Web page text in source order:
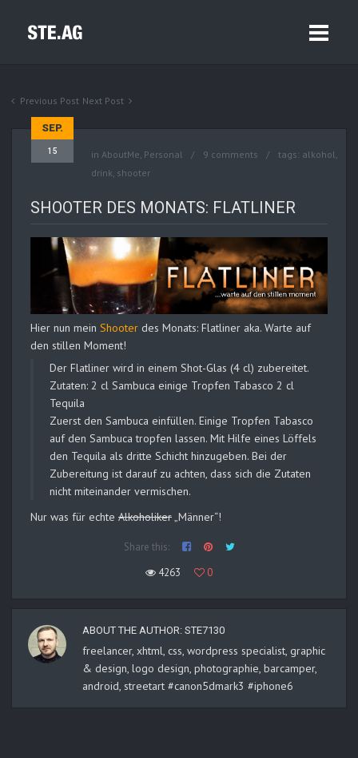
Previous Post Next Post
SEP.
15 in AboutMe, Personal 9 comments tags: alkohol,
drink, shooter
SHOOTER DES MONATS: FLATLINER
Hier nun mein Shooter des Monats: Flatliner aka. Warte auf
den stillen Moment!
Der Flatliner wird in einem Shot-Glas (4 cl) zubereitet.
Zutaten: 2 cl Sambuca einige Tropfen Tabasco 2 cl
Tequila
Zuerst den Sambuca einfüllen. Einige Tropfen Tabasco
auf den Sambuca tropfen lassen. Mit Hilfe eines Löffels
den Tequila als dritte Schicht hinzugeben. Bei der
Zubereitung ist darauf zu achten, dass sich die Zutaten
nicht miteinander vermischen.
Nur was für echte Alkoholiker„Männer“!
Share this:
4263
0
ABOUT THE AUTHOR: STE7130
freelancer, xhtml, css, wordpress specialist, graphic
& design, logo design, photographie, barcamper,
android, streetart #canon5dmark3 #iphone6